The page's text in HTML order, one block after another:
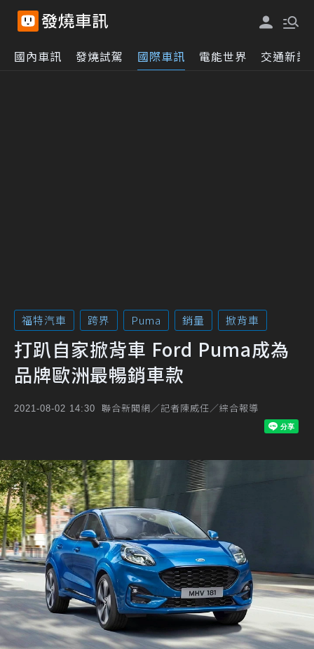
國內車訊 發燒試駕 國際車訊 電能世界 交通新訊
福特汽車 跨界 Puma 銷量 掀背車
打趴自家掀背車 Ford Puma成為
品牌歐洲最暢銷車款
2021-08-02 14:30 聯合新聞網／記者陳威任／綜合報導